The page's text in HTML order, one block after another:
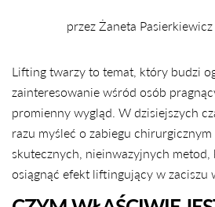
przez Żaneta
Lifting twarzy to temat, który budzi
zainteresowanie wśród osób
promienny wygląd. W dzisiejszych
razu myśleć o zabiegu
skutecznych, nieinwazyjnych metod,
osiągnąć efekt liftingujący w zaciszu